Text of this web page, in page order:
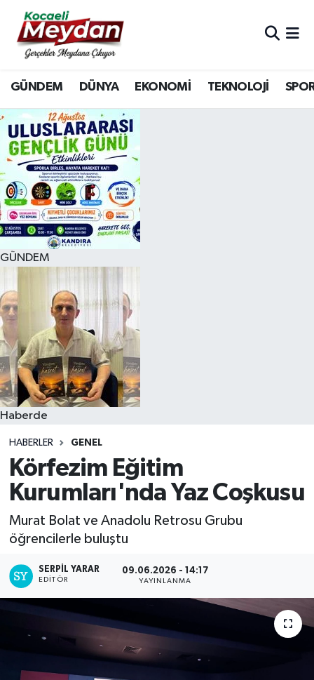
GÜNDEM DÜNYA EKONOMİ TEKNOLOJİ
GÜNDEM
Haberde
HABERLER GENEL
Körfezim Eğitim
Kurumları'nda Yaz Coşkusu
Murat Bolat ve Anadolu Retrosu Grubu
öğrencilerle buluştu
SERPİL YARAR
EDITÖR
09.06.2026 - 14:17
YAYINLANMA
Nöbetçi Eczaneler
Hava Durumu
Trafik Durumu
Süper Lig Puan Durumu ve Fikstür
Tüm Manşetler
Son Dakika Haberleri
Haber Arşivi